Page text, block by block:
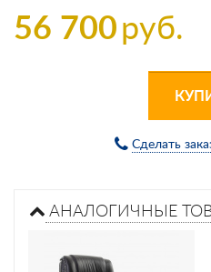
56 700руб.
Сделать
АНАЛОГИЧНЫЕ